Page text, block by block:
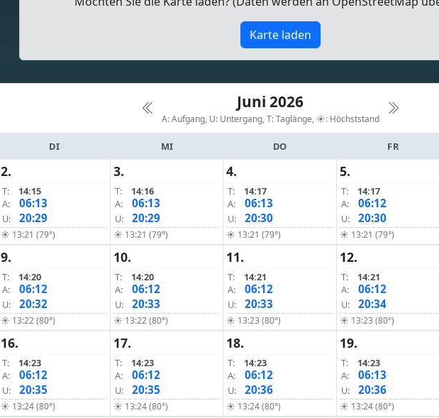
Karte laden
Juni 2026
A: Aufgang, U: Untergang, T: Taglänge, ☀: Höchststand
DI MI DO FR
2.
T:
14:15
A:
06:13
U: 20:29
☀ 13:21 (79°)
3.
T:
14:16
A:
06:13
U: 20:29
☀ 13:21 (79°)
4.
T:
14:17
A:
06:13
U: 20:30
☀ 13:21 (79°)
5.
T:
14:17
A:
06:12
U: 20:30
☀ 13:21 (79°)
9.
T:
14:20
A:
06:12
U: 20:32
☀ 13:22 (80°)
10.
T:
14:20
A:
06:12
U: 20:33
☀ 13:22 (80°)
11.
T:
14:21
A:
06:12
U: 20:33
☀ 13:23 (80°)
12.
T:
14:21
A:
06:12
U: 20:34
☀ 13:23 (80°)
16.
T:
14:23
A:
06:12
U: 20:35
☀ 13:24 (80°)
17.
T:
14:23
A:
06:12
U: 20:35
☀ 13:24 (80°)
18.
T:
14:23
A:
06:12
U: 20:36
☀ 13:24 (80°)
19.
T:
14:23
A:
06:13
U: 20:36
☀ 13:24 (80°)